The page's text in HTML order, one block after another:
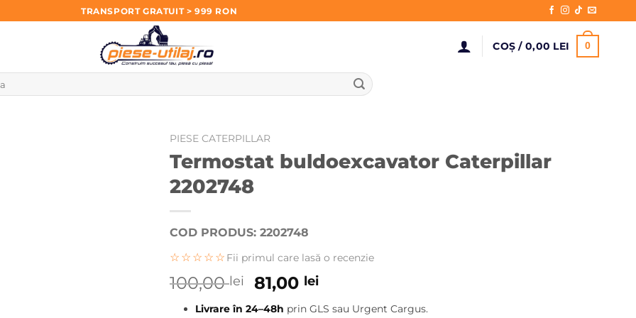
TRANSPORT GRATUIT > 999 RON
COȘ / 0,00 LEI 0
PIESE CATERPILLAR
Termostat buldoexcavator Caterpillar
2202748
COD PRODUS: 2202748
☆☆☆☆☆ Fii primul care lasă o recenzie
100,00lei
Prețul
81,00 leiPrețul
Livrare în 24–48h prin GLS sau Urgent Cargus.